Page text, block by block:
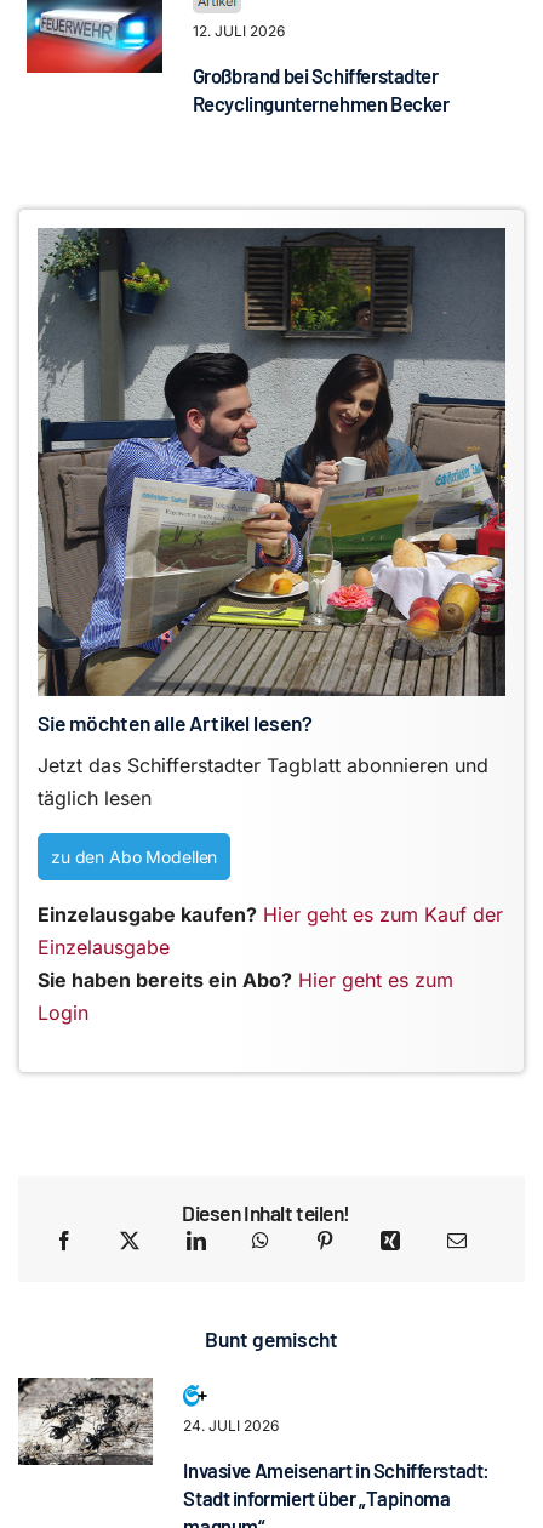
12. JULI 2026
Großbrand bei Schifferstadter
Recyclingunternehmen Becker
Sie möchten alle Artikel lesen?
Jetzt das Schifferstadter Tagblatt abonnieren und
täglich lesen
zu den Abo Modellen
Einzelausgabe kaufen? Hier geht es zum Kauf der
Einzelausgabe
Sie haben bereits ein Abo? Hier geht es zum
Login
Diesen Inhalt teilen!
Bunt gemischt
24. JULI 2026
Invasive Ameisenart in Schifferstadt:
Stadt informiert über „Tapinoma